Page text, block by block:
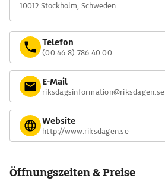
10012 Stockholm, Schweden
Telefon
(00 46 8) 786 40 00
E-Mail
riksdagsinformation@riksdagen.se
Website
http://www.riksdagen.se
Öffnungszeiten & Preise